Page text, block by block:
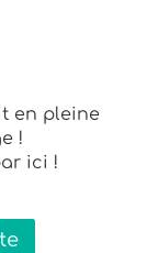
en pleine
!
ici !